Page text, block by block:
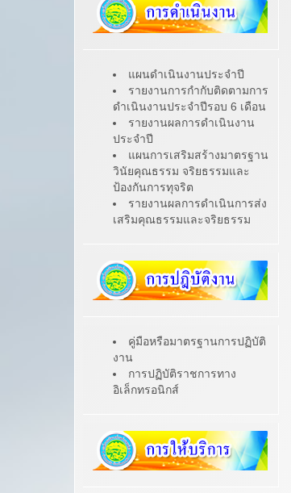
แผนดำเนินงานประจำปี
รายงานการกำกับติดตามการ
ดำเนินงานประจำปีรอบ 6 เดือน
รายงานผลการดำเนินงาน
ประจำปี
แผนการเสริมสร้างมาตรฐาน
วินัยคุณธรรม จริยธรรมและ
ป้องกันการทุจริต
รายงานผลการดำเนินการส่ง
เสริมคุณธรรมและจริยธรรม
คู่มือหรือมาตรฐานการปฏิบัติ
งาน
การปฏิบัติราชการทาง
อิเล็กทรอนิกส์